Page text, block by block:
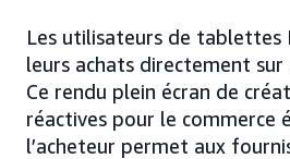
Les utilisateurs de tablettes
leurs achats directement
Ce rendu plein écran de
réactives pour le commerce
l’acheteur permet aux